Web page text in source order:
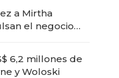
a Mirtha
el negocio
6,2 millones de
y Woloski